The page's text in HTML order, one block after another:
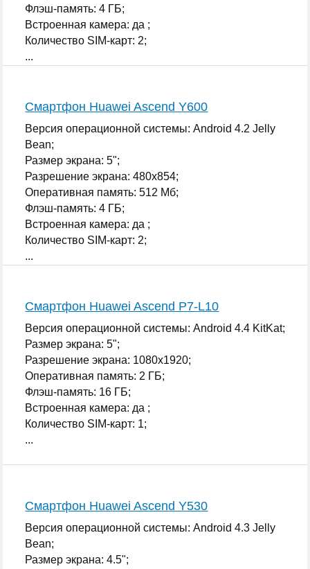
Флэш-память: 4 ГБ;
Встроенная камера: да ;
Количество SIM-карт: 2;
...
Смартфон Huawei Ascend Y600
Версия операционной системы: Android 4.2 Jelly
Bean;
Размер экрана: 5";
Разрешение экрана: 480x854;
Оперативная память: 512 Мб;
Флэш-память: 4 ГБ;
Встроенная камера: да ;
Количество SIM-карт: 2;
...
Смартфон Huawei Ascend P7-L10
Версия операционной системы: Android 4.4 KitKat;
Размер экрана: 5";
Разрешение экрана: 1080x1920;
Оперативная память: 2 ГБ;
Флэш-память: 16 ГБ;
Встроенная камера: да ;
Количество SIM-карт: 1;
...
Смартфон Huawei Ascend Y530
Версия операционной системы: Android 4.3 Jelly
Bean;
Размер экрана: 4.5";